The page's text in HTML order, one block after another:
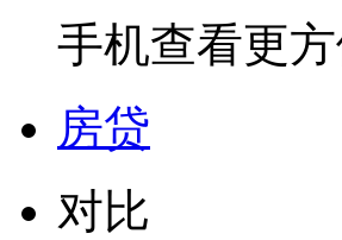
手机查看更
房贷
对比